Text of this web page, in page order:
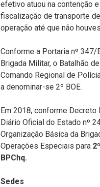
efetivo atuou na contenção
fiscalização de transporte
operação até que não
Conforme a Portaria nº
Brigada Militar, o Batalhão
Comando Regional de
a denominar-se 2º BOE.
Em 2018, conforme
Diário Oficial do Estado nº
Organização Básica da
Operações Especiais para
BPChq.
Sedes